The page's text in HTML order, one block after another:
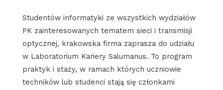
Studentów informatyki ze wszystkich wydziałów
PK zainteresowanych tematem sieci i transmisji
optycznej, krakowska firma zaprasza do udziału
w Laboratorium Kariery Salumanus. To program
praktyk i staży, w ramach których uczniowie
techników lub studenci stają się członkami